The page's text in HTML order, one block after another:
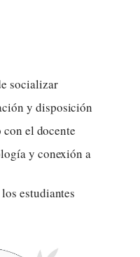
socializar
y disposición
el docente
y conexión a
estudiantes